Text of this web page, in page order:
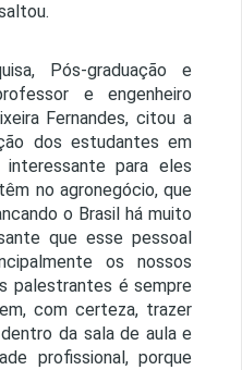
Pós-graduação e
e engenheiro
Fernandes, citou a
dos estudantes em
para eles
no agronegócio, que
o Brasil há muito
que esse pessoal
os nossos
palestrantes é sempre
com certeza, trazer
da sala de aula e
profissional, porque